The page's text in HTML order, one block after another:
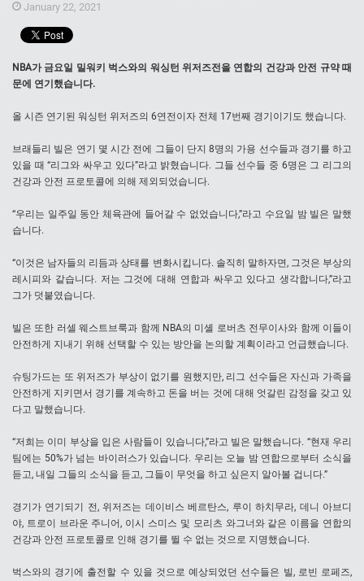
January 22, 2021
NBA가 금요일 밀워키 벅스와의 워싱턴 위저즈전을 연합의 건강과 안전 규약 때
문에 연기했습니다.
올 시즌 연기된 워싱턴 위저즈의 6연전이자 전체 17번째 경기이기도 했습니다.
브래들리 빌은 연기 몇 시간 전에 그들이 단지 8명의 가용 선수들과 경기를 하고
있을 때 “리그와 싸우고 있다”라고 밝혔습니다. 그들 선수들 중 6명은 그 리그의
건강과 안전 프로토콜에 의해 제외되었습니다.
“우리는 일주일 동안 체육관에 들어갈 수 없었습니다,”라고 수요일 밤 빌은 말했
습니다.
“이것은 남자들의 리듬과 상태를 변화시킵니다. 솔직히 말하자면, 그것은 부상의
레시피와 같습니다. 저는 그것에 대해 연합과 싸우고 있다고 생각합니다,”라고
그가 덧붙였습니다.
빌은 또한 러셀 웨스트브룩과 함께 NBA의 미셸 로버츠 전무이사와 함께 이들이
안전하게 지내기 위해 선택할 수 있는 방안을 논의할 계획이라고 언급했습니다.
슈팅가드는 또 위저즈가 부상이 없기를 원했지만, 리그 선수들은 자신과 가족을
안전하게 지키면서 경기를 계속하고 돈을 버는 것에 대해 엇갈린 감정을 갖고 있
다고 말했습니다.
“저희는 이미 부상을 입은 사람들이 있습니다,”라고 빌은 말했습니다. “현재 우리
팀에는 50%가 넘는 바이러스가 있습니다. 우리는 오늘 밤 연합으로부터 소식을
듣고, 내일 그들의 소식을 듣고, 그들이 무엇을 하고 싶은지 알아볼 겁니다.”
경기가 연기되기 전, 위저즈는 데이비스 베르탄스, 루이 하치무라, 데니 아브디
야, 트로이 브라운 주니어, 이시 스미스 및 모리츠 와그너와 같은 이름을 연합의
건강과 안전 프로토콜로 인해 경기를 뛸 수 없는 것으로 지명했습니다.
벅스와의 경기에 출전할 수 있을 것으로 예상되었던 선수들은 빌, 로빈 로페즈,